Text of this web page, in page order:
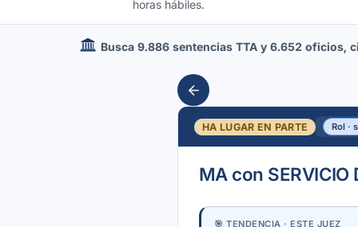
horas hábiles.
Busca 9.886 sentencias TTA y 6.652 oficios,
HA LUGAR EN PARTE Rol ·
MA con SERVICIO
🎯 TENDENCIA · ESTE JUEZ